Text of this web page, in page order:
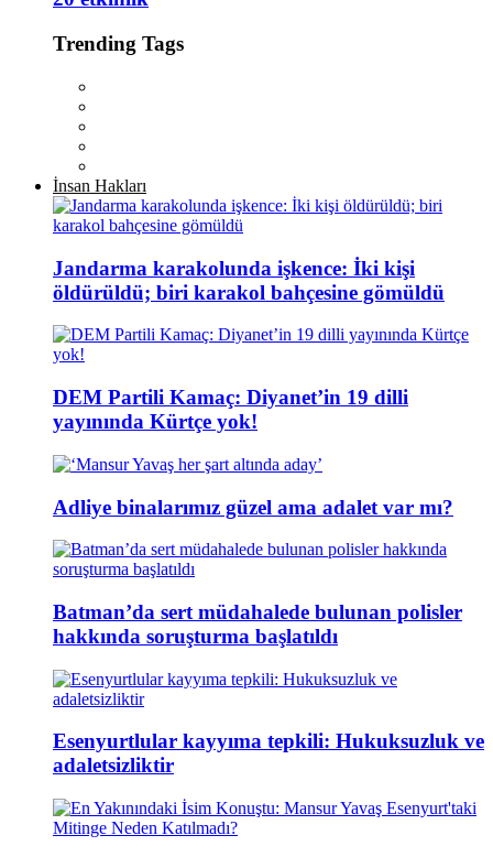
Trending Tags
İnsan Hakları
Jandarma karakolunda işkence: İki kişi
öldürüldü; biri karakol bahçesine gömüldü
DEM Partili Kamaç: Diyanet’in 19 dilli
yayınında Kürtçe yok!
Adliye binalarımız güzel ama adalet var mı?
Batman’da sert müdahalede bulunan polisler
hakkında soruşturma başlatıldı
Esenyurtlular kayyıma tepkili: Hukuksuzluk ve
adaletsizliktir